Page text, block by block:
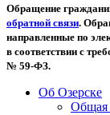
Обращение
обратной связи.
направленные по
в соответствии с
№ 59-ФЗ.
Об Озерске
Общая